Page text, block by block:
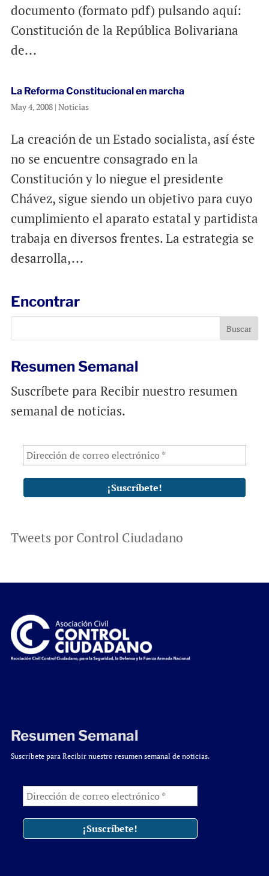
documento (formato pdf) pulsando aquí:
Constitución de la República Bolivariana
de...
La Reforma Constitucional en marcha
May 4, 2008| Noticias
La creación de un Estado socialista, así éste
no se encuentre consagrado en la
Constitución y lo niegue el presidente
Chávez, sigue siendo un objetivo para cuyo
cumplimiento el aparato estatal y partidista
trabaja en diversos frentes. La estrategia se
desarrolla,...
Encontrar
Resumen Semanal
Suscríbete para Recibir nuestro resumen
semanal de noticias.
Tweets por Control Ciudadano
Resumen Semanal
Suscríbete para Recibir nuestro resumen semanal de noticias.